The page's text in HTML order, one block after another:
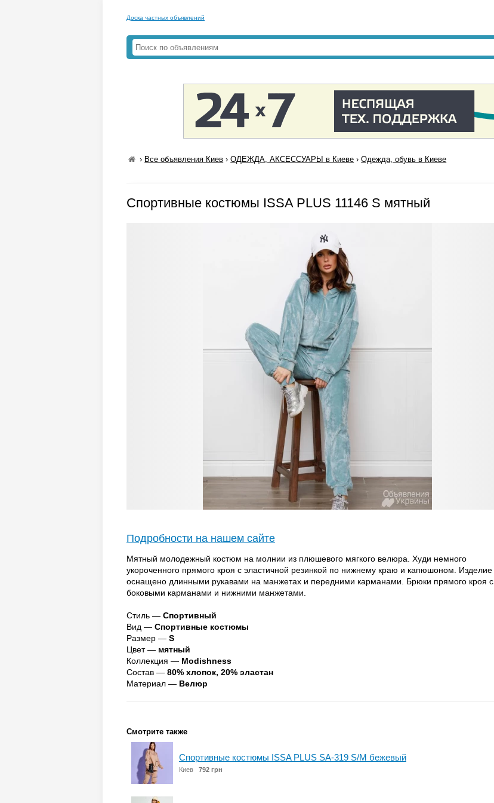
Доска частных объявлений
› Все объявления Киев ›ОДЕЖДА, АКСЕССУАРЫ в Киеве ›Одежда, обувь в Киеве
Спортивные костюмы ISSA PLUS 11146 S мятный
Подробности на нашем сайте
Мятный молодежный костюм на молнии из плюшевого мягкого велюра. Худи немного
укороченного прямого кроя с эластичной резинкой по нижнему краю и капюшоном. Изделие
оснащено длинными рукавами на манжетах и передними карманами. Брюки прямого кроя с
боковыми карманами и нижними манжетами.
Стиль — Спортивный
Вид — Спортивные костюмы
Размер — S
Цвет — мятный
Коллекция — Modishness
Состав — 80% хлопок, 20% эластан
Материал — Велюр
Смотрите также
Спортивные костюмы ISSA PLUS SA-319 S/M бежевый
Киев 792 грн